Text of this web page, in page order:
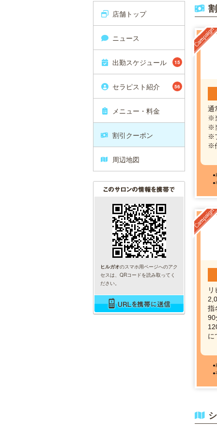
店舗トップ
ニュース
出勤スケジュール 15
セラピスト紹介 56
メニュー・料金
割引クーポン
周辺地図
ヒルガオのスマホ用ページへのアク
セスは、QRコードを読み取ってく
ださい。
通
※
※
※
※
●
●
指
に
●
●